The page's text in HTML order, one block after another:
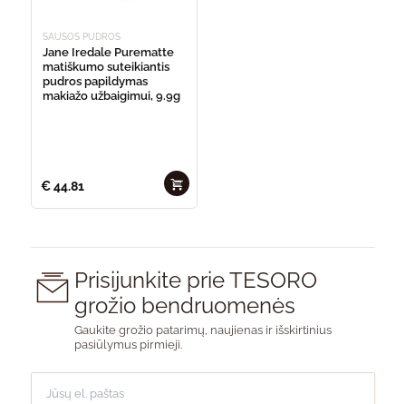
SAUSOS PUDROS
Jane Iredale Purematte
matiškumo suteikiantis
pudros papildymas
makiažo užbaigimui, 9.9g
€44.81
Prisijunkite prie TESORO
grožio bendruomenės
Gaukite grožio patarimų, naujienas ir išskirtinius
pasiūlymus pirmieji.